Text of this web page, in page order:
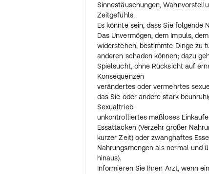
Dauer der Anwendung
Das Arzneimittel ersetzt den
der von den Körperzellen nicht
Die Behandlung mit dem
Langzeitbehandlung. Es kann eine
Behandlung notwendig sein, damit
beurteilen kann.
Wenn Sie eine größere Menge
Wenn Sie eine Einzeldosis des
einnehmen, hat dies keine
d. h. Sie nehmen das Präparat
Bei Einnahme erheblich zu hoher
es zu den Krankheitszeichen
"Nebenwirkungen" genannt sind.
bedrohlicher Krankheitszeichen
Sinnestäuschungen,
Zeitgefühls.
Es könnte sein, dass Sie folgende
Das Unvermögen, dem Impuls,
widerstehen, bestimmte Dinge zu
anderen schaden können; dazu
Spielsucht, ohne Rücksicht auf
Konsequenzen
verändertes oder vermehrtes
das Sie oder andere stark
Sexualtrieb
unkontrolliertes maßloses
Essattacken (Verzehr großer
kurzer Zeit) oder zwanghaftes
Nahrungsmengen als normal und
hinaus).
Informieren Sie Ihren Arzt, wenn